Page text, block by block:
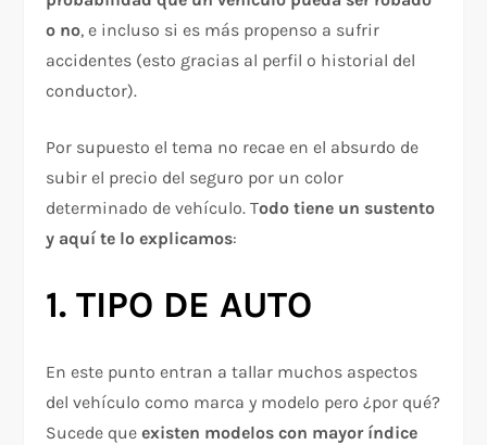
o no, e incluso si es más propenso a sufrir
accidentes (esto gracias al perfil o historial del
conductor).
Por supuesto el tema no recae en el absurdo de
subir el precio del seguro por un color
determinado de vehículo. Todo tiene un sustento
y aquí te lo explicamos:
1. TIPO DE AUTO
En este punto entran a tallar muchos aspectos
del vehículo como marca y modelo pero ¿por qué?
Sucede queexisten modelos con mayor índice